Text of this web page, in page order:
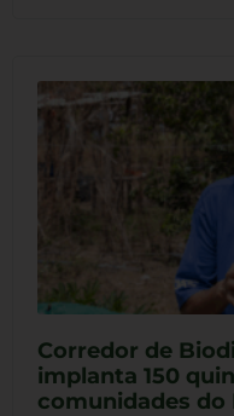
Corredor de
implanta 150
comunidades do